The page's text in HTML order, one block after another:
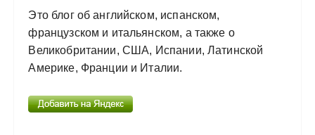
Это блог об английском, испанском,
французском и итальянском, а также о
Великобритании, США, Испании, Латинской
Америке, Франции и Италии.